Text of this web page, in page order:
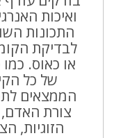
ואיכות
התכונות
לבדיקת
או כאוס. כמו
של כל
הממצאים
צורת
הזוגיות,